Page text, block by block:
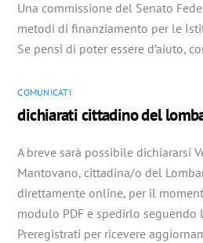
Una commissione del Senato
metodi di finanziamento per le
Se pensi di poter essere d’aiuto,
COMUNICATI
dichiarati cittadino del
A breve sarà possibile dichiararsi
Mantovano, cittadina/o del
direttamente online, per il
modulo PDF e spedirlo seguendo
Preregistrati per ricevere